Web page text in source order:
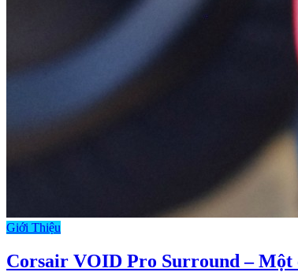
Giới Thiệu
Corsair VOID Pro Surround – Một